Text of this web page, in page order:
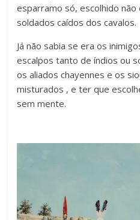
esparramo só, escolhido não
soldados caídos dos cavalos.
Já não sabia se era os
escalpos tanto de índios ou
os aliados chayennes e os
misturados , e ter que
sem mente.